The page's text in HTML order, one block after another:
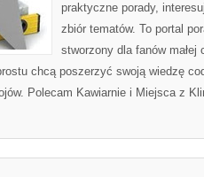
praktyczne porady,
zbiór tematów. To portal
stworzony dla fanów
chcą poszerzyć swoją wiedzę
Polecam Kawiarnie i Miejsca z